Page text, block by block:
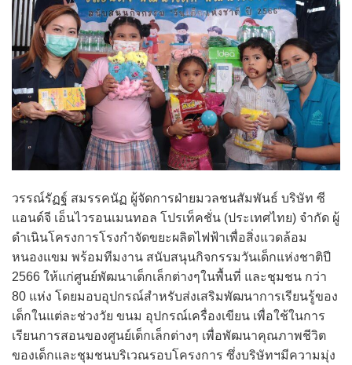
วรรณ์รัฏฐ์ สมรรคนัฏ ผู้จัดการฝ่ายมวลชนสัมพันธ์ บริษัท ซี
แอนด์จี เอ็นไวรอนเมนทอล โปรเท็คชั่น (ประเทศไทย) จำกัด ผู้
ดำเนินโครงการโรงกำจัดขยะผลิตไฟฟ้าเพื่อสิ่งแวดล้อม
หนองแขม พร้อมทีมงาน สนับสนุนกิจกรรมวันเด็กแห่งชาติปี
2566 ให้แก่ศูนย์พัฒนาเด็กเล็กต่างๆในพื้นที่ และชุมชน กว่า
80 แห่ง โดยมอบอุปกรณ์สำหรับส่งเสริมพัฒนาการเรียนรู้ของ
เด็กในแต่ละช่วงวัย ขนม อุปกรณ์เครื่องเขียน เพื่อใช้ในการ
เรียนการสอนของศูนย์เด็กเล็กต่างๆ เพื่อพัฒนาคุณภาพชีวิต
ของเด็กและชุมชนบริเวณรอบโครงการ ซึ่งบริษัทฯมีความมุ่ง